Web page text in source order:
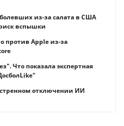
из-за салата в США
вспышки
против Apple из-за
Что показала экспертная
отключении ИИ